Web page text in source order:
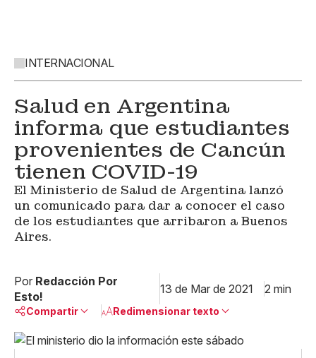
INTERNACIONAL
Salud en Argentina
informa que estudiantes
provenientes de Cancún
tienen COVID-19
El Ministerio de Salud de Argentina lanzó
un comunicado para dar a conocer el caso
de los estudiantes que arribaron a Buenos
Aires.
Por Redacción Por
Esto!
13 de Mar de 2021 2 min
Compartir Redimensionar texto